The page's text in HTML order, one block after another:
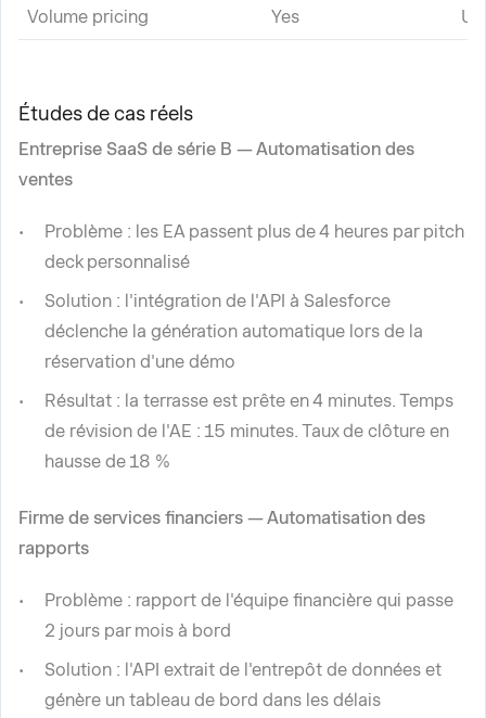
Volume pricing Yes
Études de cas réels
Entreprise SaaS de série B — Automatisation des
ventes
Problème : les EA passent plus de 4 heures par pitch
deck personnalisé
Solution : l'intégration de l'API à Salesforce
déclenche la génération automatique lors de la
réservation d'une démo
Résultat : la terrasse est prête en 4 minutes. Temps
de révision de l'AE : 15 minutes. Taux de clôture en
hausse de 18 %
Firme de services financiers — Automatisation des
rapports
Problème : rapport de l'équipe financière qui passe
2 jours par mois à bord
Solution : l'API extrait de l'entrepôt de données et
génère un tableau de bord dans les délais